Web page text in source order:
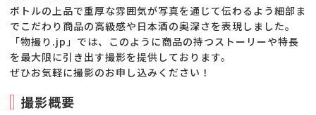
ボトルの上品で重厚な雰囲気が写真を通じて伝わるよう細部ま
でこだわり商品の高級感や日本酒の奥深さを表現しました。
「物撮り.jp」では、このように商品の持つストーリーや特長
を最大限に引き出す撮影を提供しております。
ぜひお気軽に撮影のお申し込みください！
撮影概要